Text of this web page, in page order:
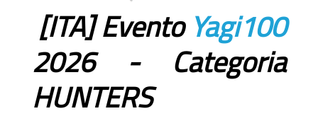
[ITA] Evento Yagi100
2026 - Categoria
HUNTERS